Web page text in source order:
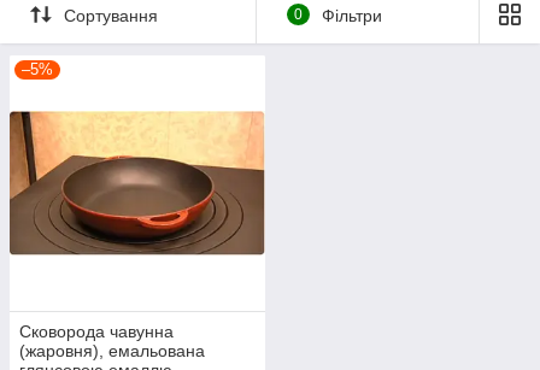
Сортування 0 Фільтри
–5%
Сковорода чавунна
(жаровня), емальована